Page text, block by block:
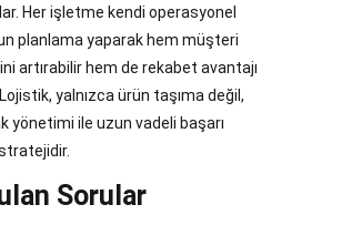
Her işletme kendi operasyonel
planlama yaparak hem müşteri
artırabilir hem de rekabet avantajı
yalnızca ürün taşıma değil,
yönetimi ile uzun vadeli başarı
Sorular